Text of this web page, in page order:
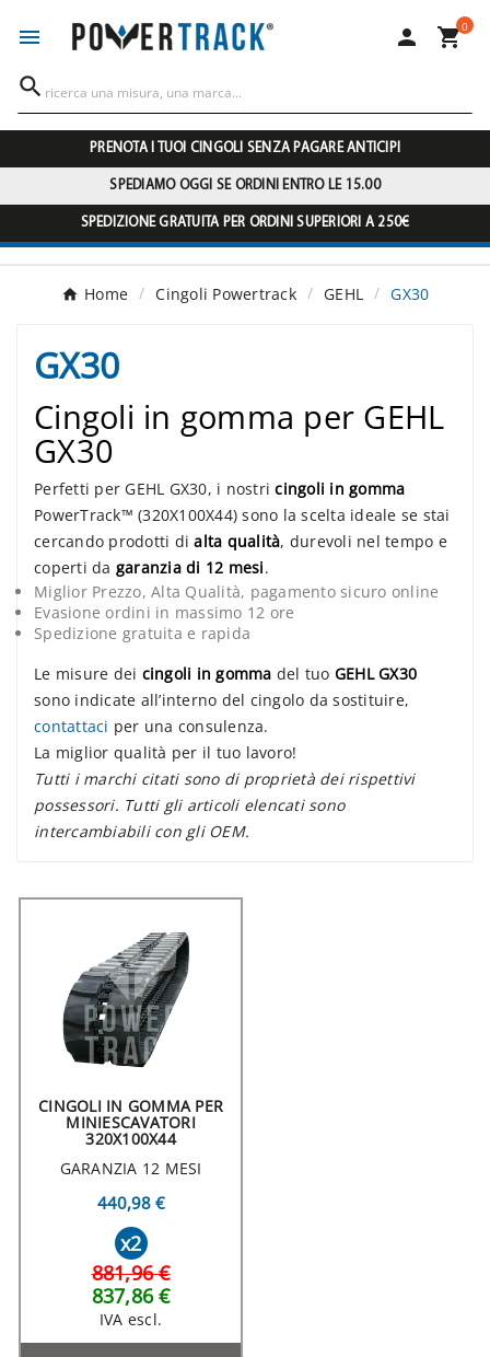
  0

PRENOTA I TUOI CINGOLI SENZA PAGARE ANTICIPI
SPEDIAMO OGGI SE ORDINI ENTRO LE 15.00
SPEDIZIONE GRATUITA PER ORDINI SUPERIORI A 250€
Home Cingoli Powertrack GEHL GX30
GX30
Cingoli in gomma per GEHL
GX30
Perfetti per GEHL GX30, i nostricingoli in gomma
PowerTrack™ (320X100X44) sono la scelta ideale se stai
cercando prodotti dialta qualità, durevoli nel tempo e
coperti da garanzia di 12 mesi.
Miglior Prezzo, Alta Qualità, pagamento sicuro online
Evasione ordini in massimo 12 ore
Spedizione gratuita e rapida
Le misure dei cingoli in gomma del tuo GEHL GX30
sono indicate all’interno del cingolo da sostituire,
contattaci per una consulenza.
La miglior qualità per il tuo lavoro!
Tutti i marchi citati sono di proprietà dei rispettivi
possessori. Tutti gli articoli elencati sono
intercambiabili con gli OEM.
CINGOLI IN GOMMA PER
MINIESCAVATORI
320X100X44
GARANZIA 12 MESI
440,98 €
x2
881,96 €
837,86 €
IVA escl.